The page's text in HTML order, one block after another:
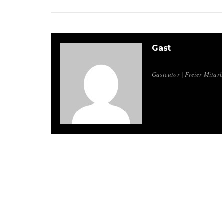
Gast
Gastautor | Freier